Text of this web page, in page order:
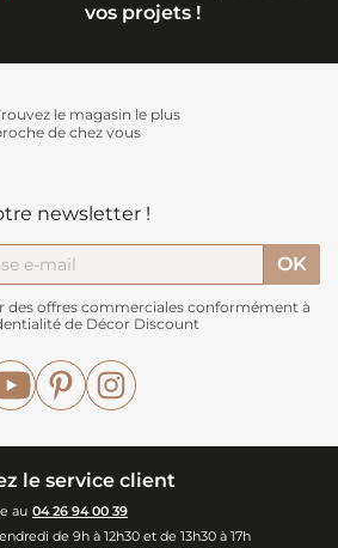
vos projets !
le magasin le plus
de chez vous
newsletter !
des offres commerciales conformément à
de Décor Discount
YouTubePinterest
le service client
au 04 26 94 00 39
de 9h à 12h30 et de 13h30 à 17h